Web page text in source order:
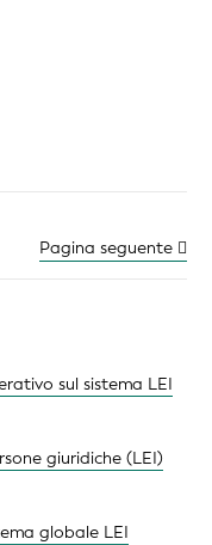
Pagina seguente
sul sistema LEI
giuridiche (LEI)
globale LEI